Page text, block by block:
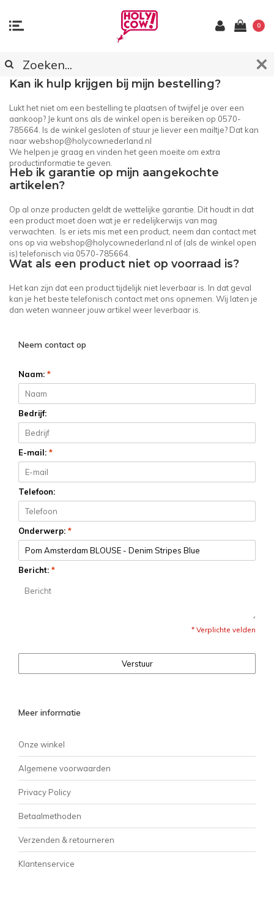
0
KLANTENSERVICE
Kan ik hulp krijgen bij mijn bestelling?
Lukt het niet om een bestelling te plaatsen of twijfel je over een
aankoop? Je kunt ons als de winkel open is bereiken op 0570-
785664. Is de winkel gesloten of stuur je liever een mailtje? Dat kan
naarwebshop@holycownederland.nl
We helpen je graag en vinden het geen moeite om extra
productinformatie te geven.
Heb ik garantie op mijn aangekochte
artikelen?
Op al onze producten geldt de wettelijke garantie. Dit houdt in dat
een product moet doen wat je er redelijkerwijs van mag
verwachten. Is er iets mis met een product, neem dan contact met
ons op via webshop@holycownederland.nl of (als de winkel open
is) telefonisch via 0570-785664.
Wat als een product niet op voorraad is?
Het kan zijn dat een product tijdelijk niet leverbaar is. In dat geval
kan je het beste telefonisch contact met ons opnemen. Wij laten je
dan weten wanneer jouw artikel weer leverbaar is.
Neem contact op
Naam: *
Bedrijf:
E-mail: *
Telefoon:
Onderwerp: *
Bericht: *
* Verplichte velden
Verstuur
Meer informatie
Onze winkel
Algemene voorwaarden
Privacy Policy
Betaalmethoden
Verzenden & retourneren
Klantenservice